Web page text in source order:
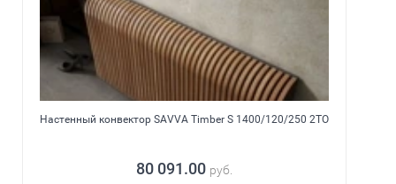
Настенный конвектор SAVVA Timber S 1400/120/250 2ТО
80 091.00 руб.